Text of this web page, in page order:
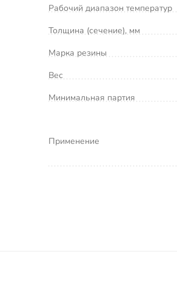
Рабочий диапазон температур
Толщина (сечение), мм
Марка резины
Вес
Минимальная партия
Применение